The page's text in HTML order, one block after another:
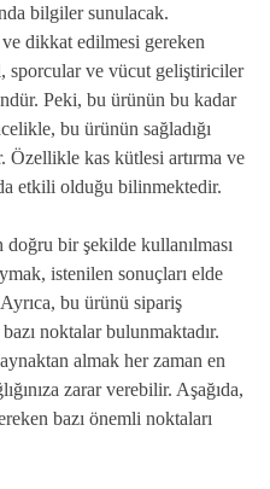
bilgiler sunulacak.
dikkat edilmesi gereken
sporcular ve vücut geliştiriciler
Peki, bu ürünün bu kadar
bu ürünün sağladığı
kas kütlesi artırma ve
etkili olduğu bilinmektedir.
bir şekilde kullanılması
istenilen sonuçları elde
bu ürünü sipariş
noktalar bulunmaktadır.
almak her zaman en
zarar verebilir. Aşağıda,
bazı önemli noktaları